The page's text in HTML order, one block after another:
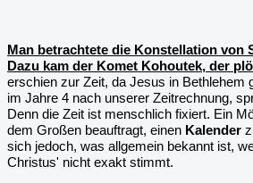
Man betrachtete die Konstellation von
Dazu kam der Komet Kohoutek, der
erschien zur Zeit, da Jesus in Bethlehem
im Jahre 4 nach unserer Zeitrechnung,
Denn die Zeit ist menschlich fixiert. Ein
dem Großen beauftragt, einen Kalender
sich jedoch, was allgemein bekannt ist,
Christus' nicht exakt stimmt.